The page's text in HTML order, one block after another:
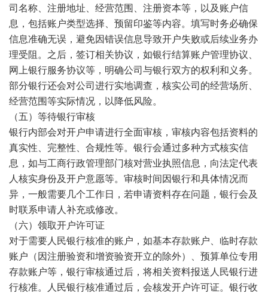
司名称、注册地址、经营范围、注册资本等，以及账户信
息，包括账户类型选择、预留印鉴等内容。填写时务必确保
信息准确无误，避免因错误信息导致开户失败或后续业务办
理受阻。之后，签订相关协议，如银行结算账户管理协议、
网上银行服务协议等，明确公司与银行双方的权利和义务。
部分银行还会对公司进行实地调查，核实公司的经营场所、
经营范围等实际情况，以降低风险。
（五）等待银行审核
银行内部会对开户申请进行全面审核，审核内容包括资料的
真实性、完整性、合规性等。银行会通过多种方式核实信
息，如与工商行政管理部门核对营业执照信息，向法定代表
人核实身份及开户意愿等。审核时间因银行和具体情况而
异，一般需要几个工作日，若申请资料存在问题，银行会及
时联系申请人补充或修改。
（六）领取开户许可证
对于需要人民银行核准的账户，如基本存款账户、临时存款
账户（因注册验资和增资验资开立的除外）、预算单位专用
存款账户等，银行审核通过后，将相关资料报送人民银行进
行核准。人民银行核准通过后，会核发开户许可证。银行收